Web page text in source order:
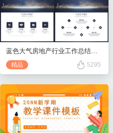
蓝色大气房地产行业工作总结汇报PPT模板
精品 5295